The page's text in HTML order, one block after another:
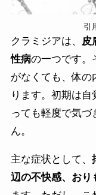
引
クラミジアは、
皮
性病の一つです。
がなくても、体の
ります。初期は
っても軽度で気
ん。
主な症状として、
辺の不快感、おり